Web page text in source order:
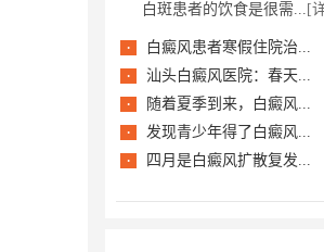
白斑患者的饮食是很需... [
· 白癜风患者寒假住院治...
· 汕头白癜风医院：春天...
· 随着夏季到来，白癜风...
· 发现青少年得了白癜风...
· 四月是白癜风扩散复发...